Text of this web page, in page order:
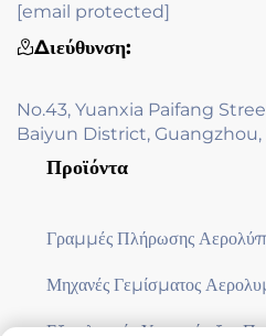
[email protected]
Διεύθυνση:
No.43, Yuanxia Paifang
Baiyun District, Guangzhou,
Προϊόντα
Γραμμές Πλήρωσης
Μηχανές Γεμίσματος
Εξοπλισμός Υποστήριξης